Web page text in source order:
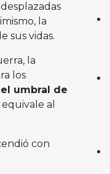
la
sus vidas.
la
los
umbral de
al
con